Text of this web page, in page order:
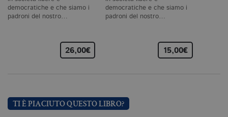
democratiche e che siamo i
padroni del nostro…
26,00€
democratiche e che siamo i
padroni del nostro…
15,00€
TI È PIACIUTO QUESTO LIBRO?
_ga
.bollatiboringhieri.it